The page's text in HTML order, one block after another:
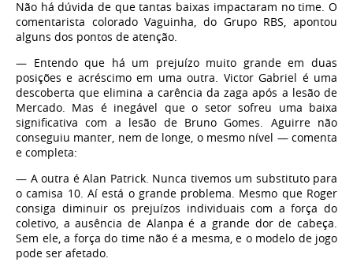
Não há dúvida de que tantas baixas impactaram no time. O
comentarista colorado Vaguinha, do Grupo RBS, apontou
alguns dos pontos de atenção.
— Entendo que há um prejuízo muito grande em duas
posições e acréscimo em uma outra. Victor Gabriel é uma
descoberta que elimina a carência da zaga após a lesão de
Mercado. Mas é inegável que o setor sofreu uma baixa
significativa com a lesão de Bruno Gomes. Aguirre não
conseguiu manter, nem de longe, o mesmo nível — comenta
e completa:
— A outra é Alan Patrick. Nunca tivemos um substituto para
o camisa 10. Aí está o grande problema. Mesmo que Roger
consiga diminuir os prejuízos individuais com a força do
coletivo, a ausência de Alanpa é a grande dor de cabeça.
Sem ele, a força do time não é a mesma, e o modelo de jogo
pode ser afetado.